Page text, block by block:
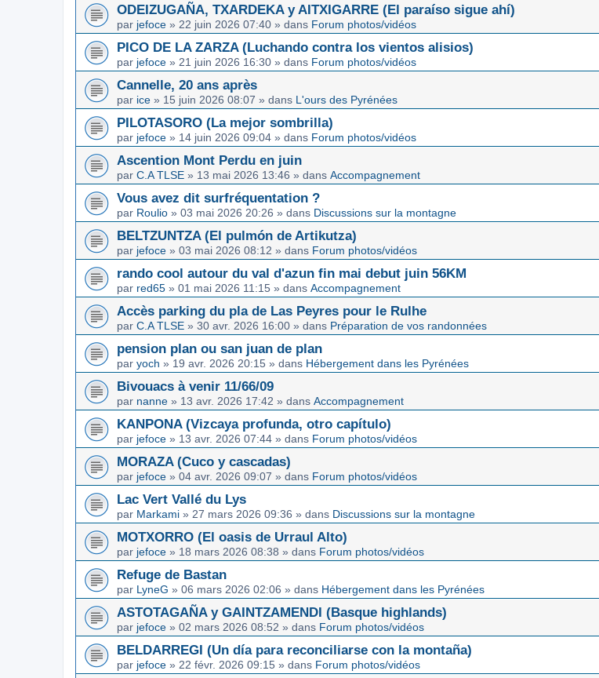
ODEIZUGAÑA, TXARDEKA y AITXIGARRE (El paraíso sigue ahí)
par jefoce » 22 juin 2026 07:40 » dans Forum photos/vidéos
PICO DE LA ZARZA (Luchando contra los vientos alisios)
par jefoce » 21 juin 2026 16:30 » dans Forum photos/vidéos
Cannelle, 20 ans après
par ice » 15 juin 2026 08:07 » dans L'ours des Pyrénées
PILOTASORO (La mejor sombrilla)
par jefoce » 14 juin 2026 09:04 » dans Forum photos/vidéos
Ascention Mont Perdu en juin
par C.A TLSE » 13 mai 2026 13:46 » dans Accompagnement
Vous avez dit surfréquentation ?
par Roulio » 03 mai 2026 20:26 » dans Discussions sur la montagne
BELTZUNTZA (El pulmón de Artikutza)
par jefoce » 03 mai 2026 08:12 » dans Forum photos/vidéos
rando cool autour du val d'azun fin mai debut juin 56KM
par red65 » 01 mai 2026 11:15 » dans Accompagnement
Accès parking du pla de Las Peyres pour le Rulhe
par C.A TLSE » 30 avr. 2026 16:00 » dans Préparation de vos randonnées
pension plan ou san juan de plan
par yoch » 19 avr. 2026 20:15 » dans Hébergement dans les Pyrénées
Bivouacs à venir 11/66/09
par nanne » 13 avr. 2026 17:42 » dans Accompagnement
KANPONA (Vizcaya profunda, otro capítulo)
par jefoce » 13 avr. 2026 07:44 » dans Forum photos/vidéos
MORAZA (Cuco y cascadas)
par jefoce » 04 avr. 2026 09:07 » dans Forum photos/vidéos
Lac Vert Vallé du Lys
par Markami » 27 mars 2026 09:36 » dans Discussions sur la montagne
MOTXORRO (El oasis de Urraul Alto)
par jefoce » 18 mars 2026 08:38 » dans Forum photos/vidéos
Refuge de Bastan
par LyneG » 06 mars 2026 02:06 » dans Hébergement dans les Pyrénées
ASTOTAGAÑA y GAINTZAMENDI (Basque highlands)
par jefoce » 02 mars 2026 08:52 » dans Forum photos/vidéos
BELDARREGI (Un día para reconciliarse con la montaña)
par jefoce » 22 févr. 2026 09:15 » dans Forum photos/vidéos